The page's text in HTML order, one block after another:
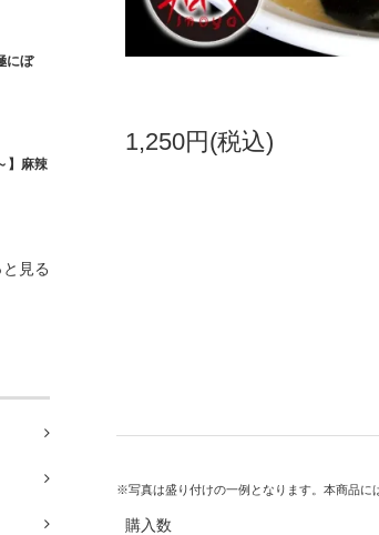
にぼ
】麻辣
と見る
1,250円(税込)
※写真は盛り付けの一例となります。本商品に
購入数